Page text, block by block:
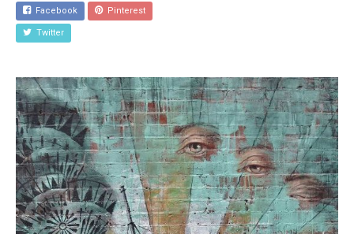
Facebook Pinterest
Twitter